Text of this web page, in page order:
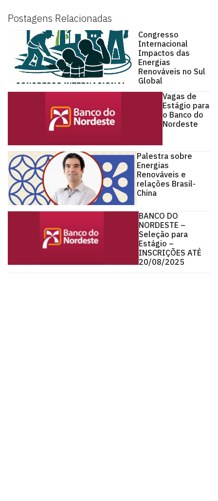
Postagens Relacionadas
Congresso
Internacional
Impactos das
Energias
Renováveis no Sul
Global
Vagas de
Estágio para
o Banco do
Nordeste
Palestra sobre
Energias
Renováveis e
relações Brasil-
China
BANCO DO
NORDESTE –
Seleção para
Estágio –
INSCRIÇÕES ATÉ
20/08/2025